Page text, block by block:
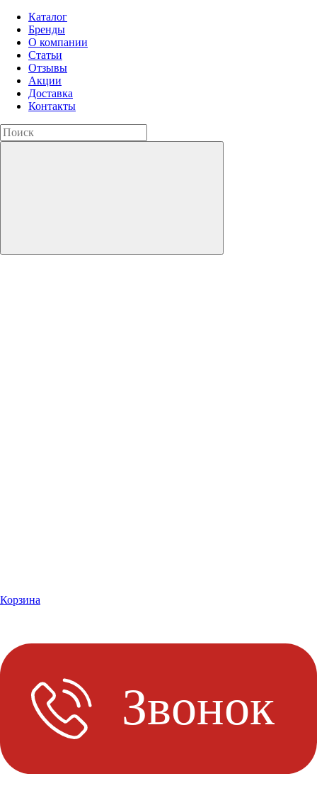
Каталог
Бренды
О компании
Статьи
Отзывы
Акции
Доставка
Контакты
Корзина